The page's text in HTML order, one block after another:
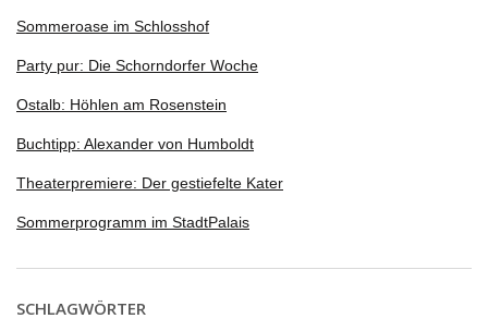
Sommeroase im Schlosshof
Party pur: Die Schorndorfer Woche
Ostalb: Höhlen am Rosenstein
Buchtipp: Alexander von Humboldt
Theaterpremiere: Der gestiefelte Kater
Sommerprogramm im StadtPalais
SCHLAGWÖRTER